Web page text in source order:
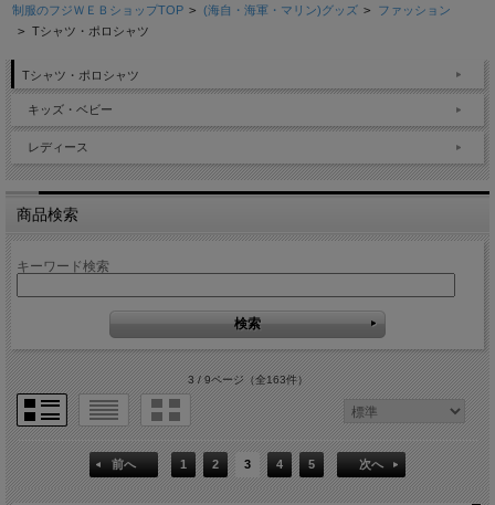
制服のフジＷＥＢショップTOP > (海自・海軍・マリン)グッズ > ファッション
> Tシャツ・ポロシャツ
Tシャツ・ポロシャツ
キッズ・ベビー
レディース
商品検索
キーワード検索
3 / 9ページ（全163件）
前へ 1 2 3 4 5 次へ